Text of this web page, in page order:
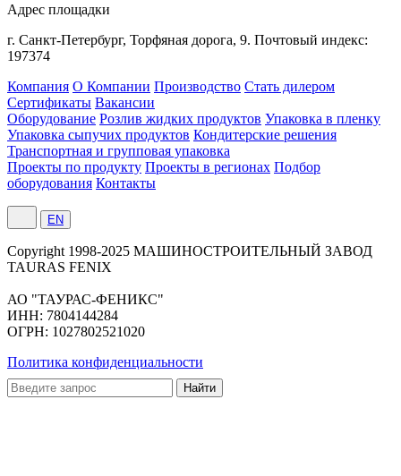
Адрес площадки
г. Санкт-Петербург, Торфяная дорога, 9. Почтовый индекс:
197374
Компания О Компании Производство Стать дилером
Сертификаты Вакансии
Оборудование Розлив жидких продуктов Упаковка в пленку
Упаковка сыпучих продуктов Кондитерские решения
Транспортная и групповая упаковка
Проекты по продукту Проекты в регионах Подбор
оборудования Контакты
EN
Сopyright 1998-2025 МАШИНОСТРОИТЕЛЬНЫЙ ЗАВОД
TAURAS FENIX
АО "ТАУРАС-ФЕНИКС"
ИНН: 7804144284
ОГРН: 1027802521020
Политика конфиденциальности